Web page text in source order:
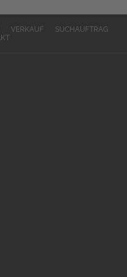
VERKAUF
SUCHAUFTRAG